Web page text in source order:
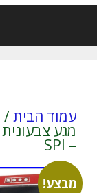
עמוד הבית/
– SPI
מבצע!